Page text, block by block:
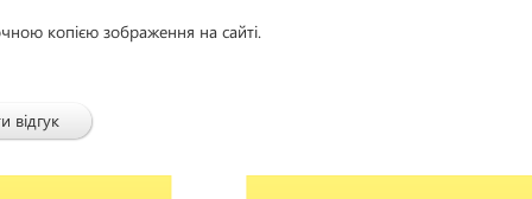
копією зображення на сайті.
відгук